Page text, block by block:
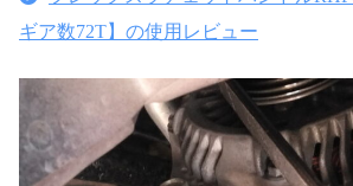
ギア数72T】の使用レビュー